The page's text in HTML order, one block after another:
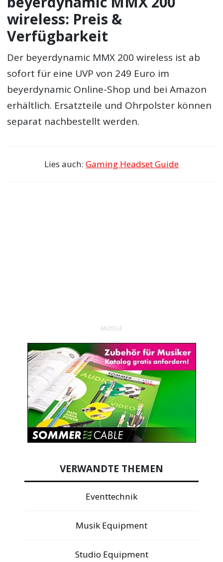
wireless: Preis &
Verfügbarkeit
Der beyerdynamic MMX 200 wireless ist ab
sofort für eine UVP von 249 Euro im
beyerdynamic Online-Shop und bei Amazon
erhältlich. Ersatzteile und Ohrpolster können
separat nachbestellt werden.
Lies auch: Gaming Headset Guide
ANZEIGE
VERWANDTE THEMEN
Eventtechnik
Musik Equipment
Studio Equipment